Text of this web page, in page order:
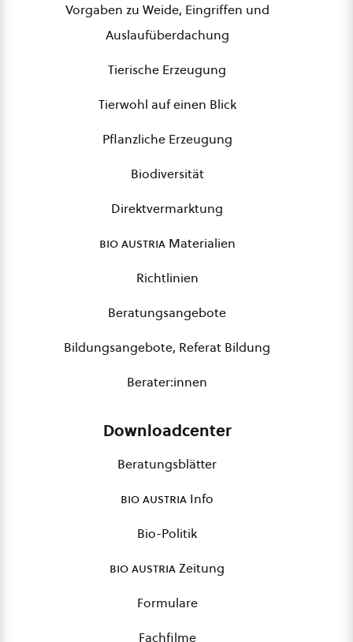
Vorgaben zu Weide, Eingriffen und
Auslaufüberdachung
Tierische Erzeugung
Tierwohl auf einen Blick
Pflanzliche Erzeugung
Biodiversität
Direktvermarktung
bio austriaMaterialien
Richtlinien
Beratungsangebote
Bildungsangebote, Referat Bildung
Berater:innen
Downloadcenter
Beratungsblätter
bio austria Info
Bio-Politik
bio austriaZeitung
Formulare
Fachfilme